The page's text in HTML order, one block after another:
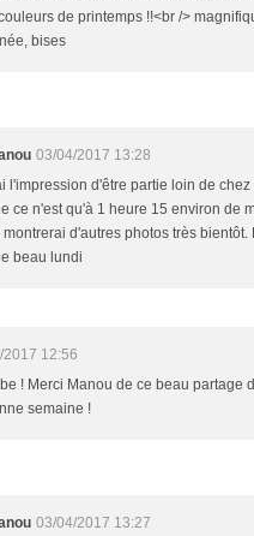
de printemps !!<br />
bises
03/04/2017 13:28
l'impression d'être partie loin de
ce n'est qu'à 1 heure 15 environ de
montrerai d'autres photos très bientôt.
beau lundi
2017 12:56
! Merci Manou de ce beau partage
semaine !
03/04/2017 13:27